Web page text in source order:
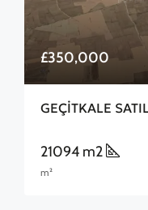
£350,000
GEÇİTKALE
21094 m2
m²